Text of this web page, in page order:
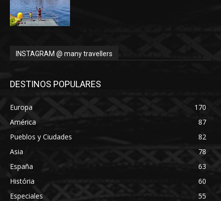
INSTAGRAM @ many travellers
DESTINOS POPULARES
Europa
170
América
87
Pueblos y Ciudades
82
Asia
78
España
63
História
60
Especiales
55